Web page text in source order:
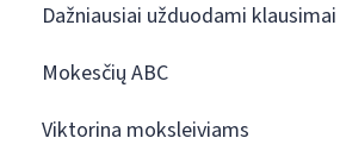
Dažniausiai užduodami klausimai
Mokesčių ABC
Viktorina moksleiviams